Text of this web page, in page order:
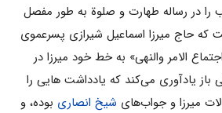
را در رساله طهارت و صلوة به طور مفصل
که حاج میرزا اسماعیل شیرازی پسرعموی
الامر والنهی» به خط خود میرزا در
باز یادآوری می‌کند که یادداشت هایی را
میرزا و جواب‌های شیخ انصاری بوده، و